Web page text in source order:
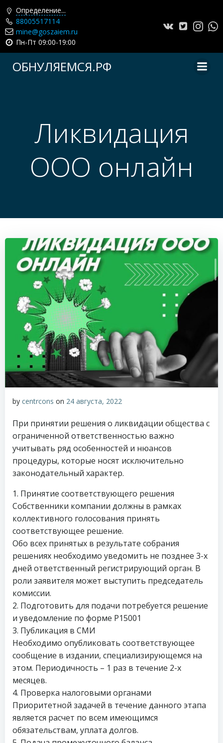
Определение...
88005517114
mine@goszaiem.ru
Пн-Пт 09:00-19:00
ОБНУЛЯЕМСЯ.РФ
Ликвидация
ООО онлайн
by centrcons on 24 августа, 2022
При принятии решения о ликвидации общества с
ограниченной ответственностью важно
учитывать ряд особенностей и нюансов
процедуры, которые носят исключительно
законодательный характер.
1. Принятие соответствующего решения
Собственники компании должны в рамках
коллективного голосования принять
соответствующее решение.
Обо всех принятых в результате собрания
решениях необходимо уведомить не позднее 3-х
дней ответственный регистрирующий орган. В
роли заявителя может выступить председатель
комиссии.
2. Подготовить для подачи потребуется решение
и уведомление по форме Р15001
3. Публикация в СМИ
Необходимо опубликовать соответствующее
сообщение в издании, специализирующемся на
этом. Периодичность – 1 раз в течение 2-х
месяцев.
4. Проверка налоговыми органами
Приоритетной задачей в течение данного этапа
является расчет по всем имеющимся
обязательствам, уплата долгов.